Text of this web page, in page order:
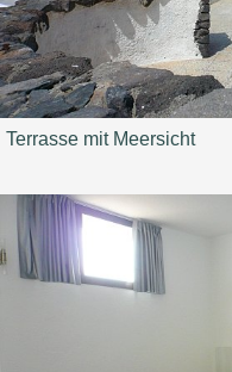
Terrasse mit Meersicht